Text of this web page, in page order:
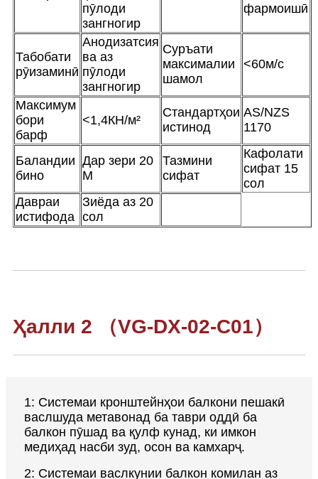
пӯлоди
зангногир
фармоишӣ
Табобати
рӯизаминӣ
Анодизатсия
ва аз
пӯлоди
зангногир
Суръати
максималии
шамол
<60м/с
Максимум
бори
барф
<1,4КН/м²
Стандартҳои
истинод
AS/NZS
1170
Баландии
бино
Дар зери 20
М
Тазмини
сифат
Кафолати
сифат 15
сол
Давраи
истифода
Зиёда аз 20
сол
Ҳалли 2 （VG-DX-02-C01）
1: Системаи кронштейнҳои балкони пешакӣ
васлшуда метавонад ба таври оддӣ ба
балкон пӯшад ва қулф кунад, ки имкон
медиҳад насби зуд, осон ва камхарҷ.
2: Системаи васлкунии балкон комилан аз